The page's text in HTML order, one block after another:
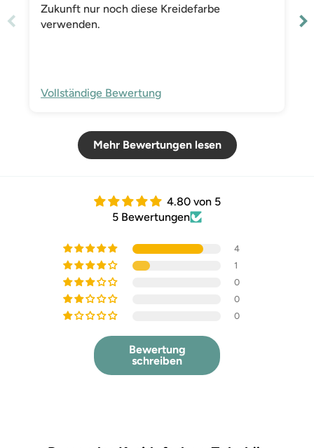
Zukunft nur noch diese Kreidefarbe
verwenden.
Vollständige Bewertung
Mehr Bewertungen lesen
4.80 von 5
5 Bewertungen
4
1
0
0
0
Bewertung
schreiben